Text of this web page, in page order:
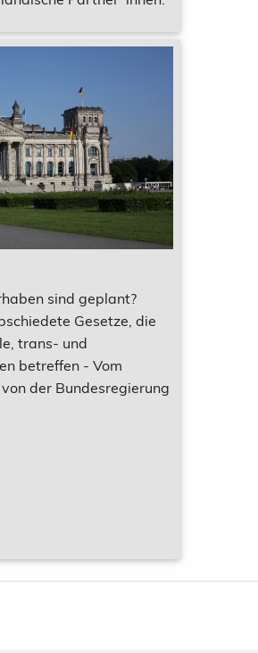
sind geplant?
Gesetze, die
trans- und
betreffen - Vom
der Bundesregierung